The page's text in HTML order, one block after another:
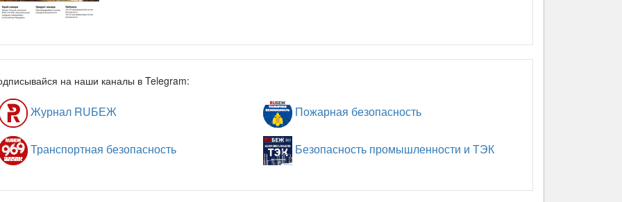
на наши каналы в Telegram:
Журнал RUБЕЖ Пожарная безопасность
Транспортная безопасность Безопасность промышленности и ТЭК